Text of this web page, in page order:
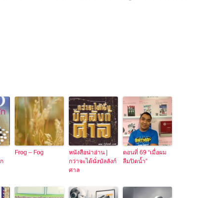
Frog – Fog
หนังสือน่าอ่าน |
กว่าจะได้นั่งบัลลังก์
ศาล
ตอนที่ 69 “เมื่อผม
ลืมปิดน้ำ”